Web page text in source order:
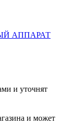
и уточнят
и может